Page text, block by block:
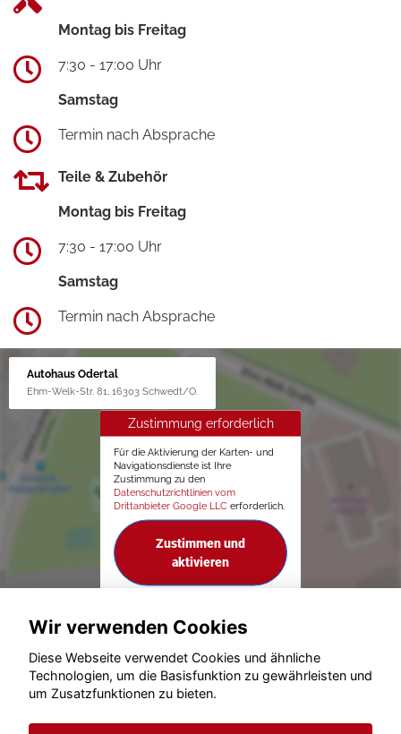
Montag bis Freitag
7:30 - 17:00 Uhr
Samstag
Termin nach Absprache
Teile & Zubehör
Montag bis Freitag
7:30 - 17:00 Uhr
Samstag
Termin nach Absprache
Autohaus Odertal
Ehm-Welk-Str. 81, 16303 Schwedt/O.
Zustimmung erforderlich
Für die Aktivierung der Karten- und
Navigationsdienste ist Ihre
Zustimmung zu den
Datenschutzrichtlinien vom
Drittanbieter Google LLC erforderlich.
Zustimmen und
aktivieren
© konjunkturmotor.de GmbH 2020 - 2026
Wir verwenden Cookies
Diese Webseite verwendet Cookies und ähnliche
Technologien, um die Basisfunktion zu gewährleisten und
um Zusatzfunktionen zu bieten.